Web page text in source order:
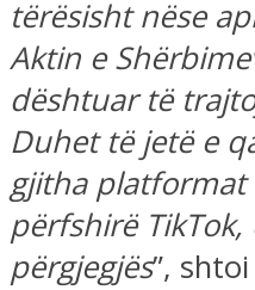
tërësisht nëse
Aktin e
dështuar të
Duhet të jetë e
gjitha platformat
përfshirë
përgjegjës”,